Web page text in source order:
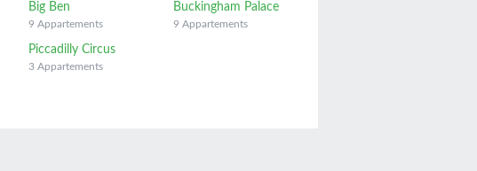
Big Ben
9 Appartements
Buckingham Palace
9 Appartements
Piccadilly Circus
3 Appartements